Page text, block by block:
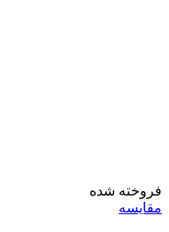
فروخته شده
مقايسه